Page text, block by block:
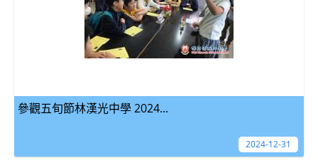
參觀五旬節林漢光中學 2024...
2024-12-31